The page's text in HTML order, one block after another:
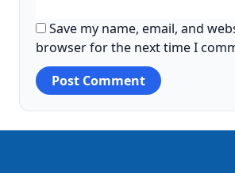
Save my name, email, and
browser for the next time I